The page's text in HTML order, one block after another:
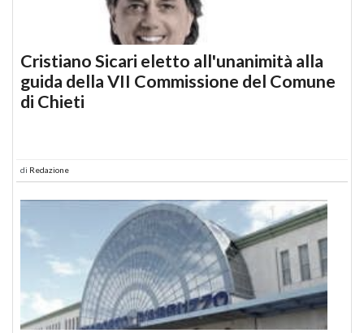
Cristiano Sicari eletto all'unanimità alla
guida della VII Commissione del Comune
di Chieti
di Redazione